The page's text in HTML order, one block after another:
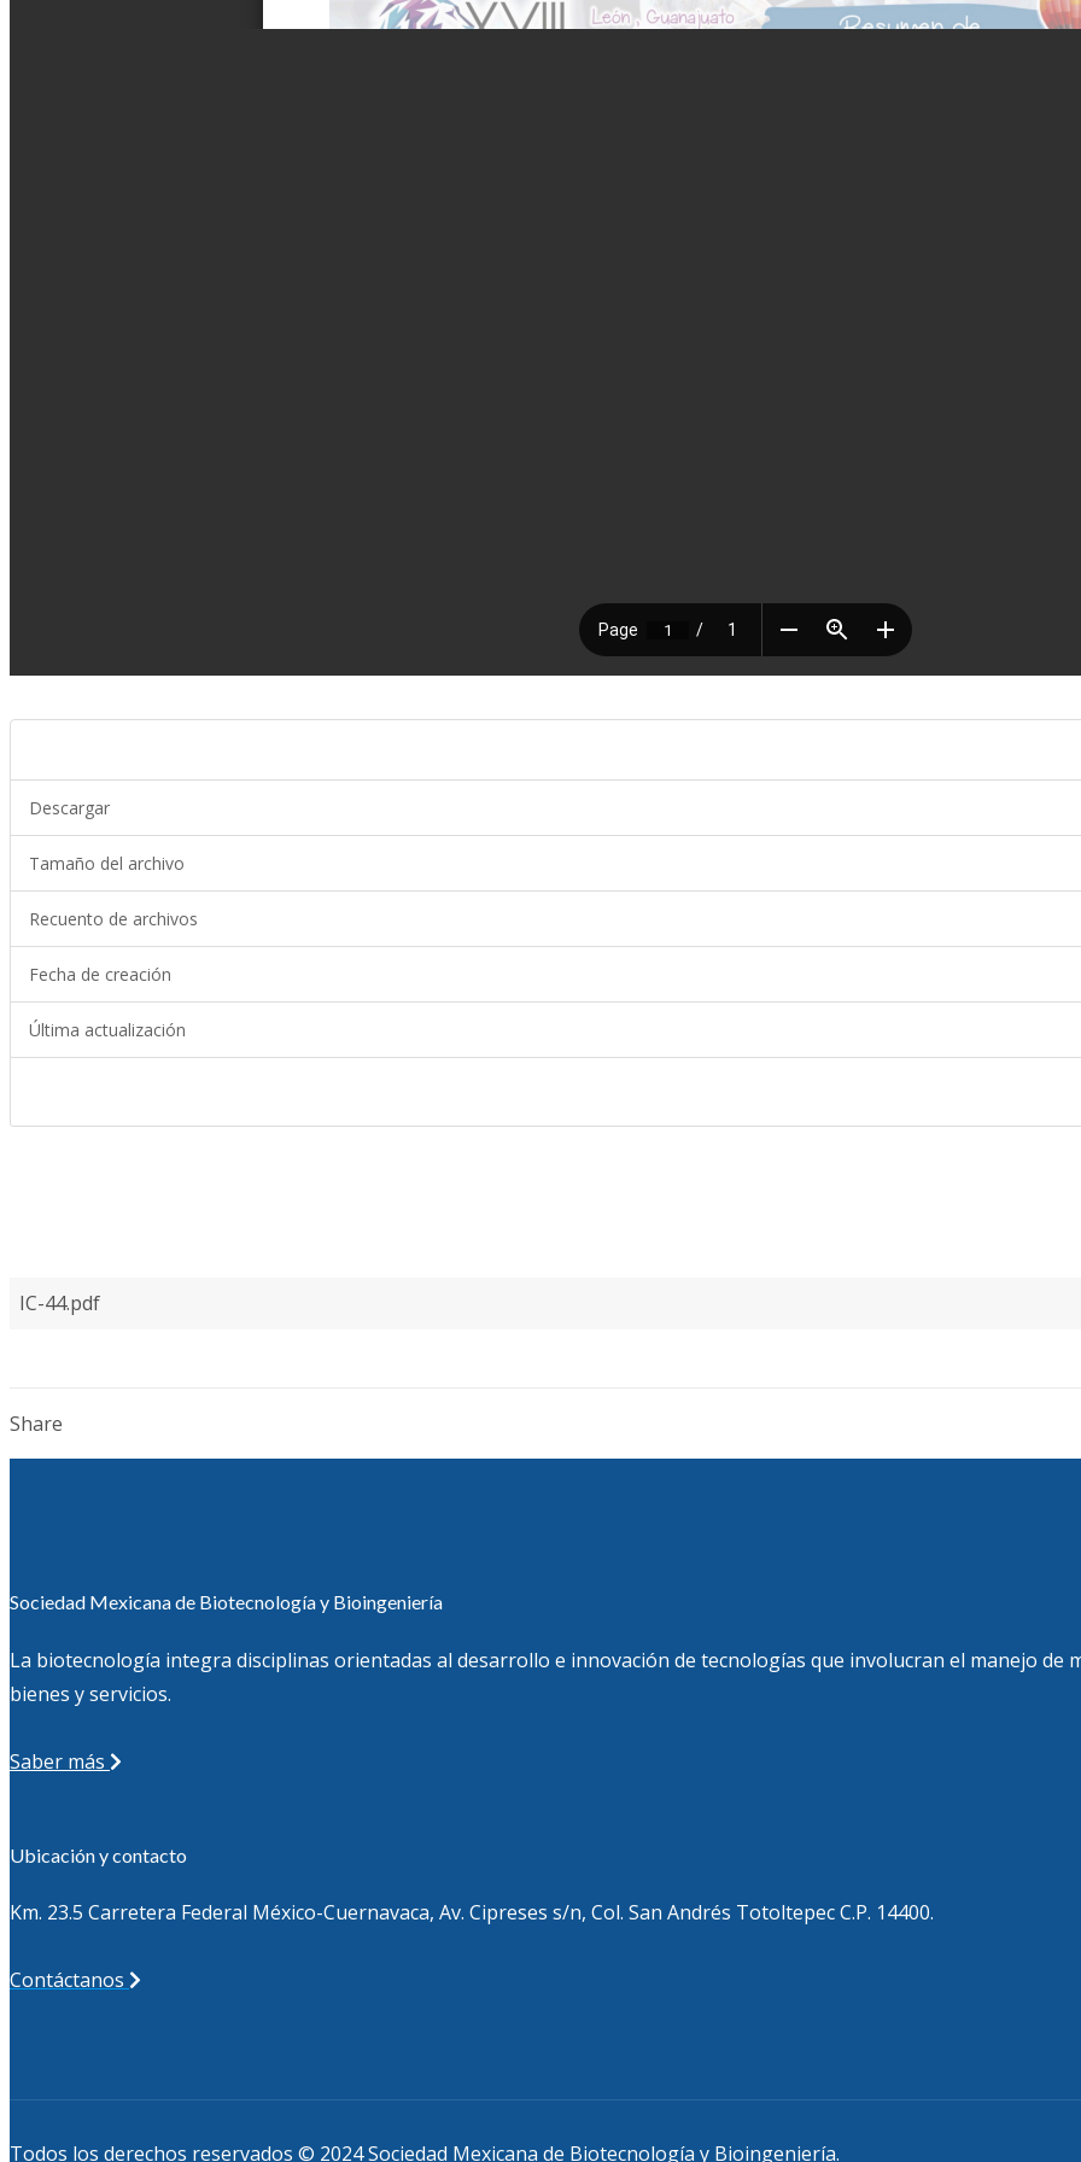
Descargar
Tamaño del archivo
Recuento de archivos
Fecha de creación
Última actualización
IC-44.pdf
Share
Sociedad Mexicana de Biotecnología y Bioingeniería
La biotecnología integra disciplinas orientadas al desarrollo e innovación de tecnologías que involucran el manejo de
bienes y servicios.
Saber más
Ubicación y contacto
Km. 23.5 Carretera Federal México-Cuernavaca, Av. Cipreses s/n, Col. San Andrés Totoltepec C.P. 14400.
Contáctanos
Todos los derechos reservados © 2024 Sociedad Mexicana de Biotecnología y Bioingeniería.